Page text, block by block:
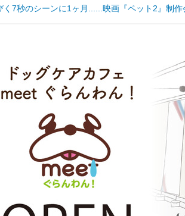
く7秒のシーンに1ヶ月......映画『ペット2』制作